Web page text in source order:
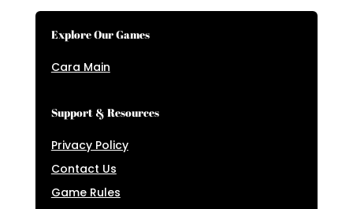
Explore Our Games
Cara Main
Support & Resources
Privacy Policy
Contact Us
Game Rules